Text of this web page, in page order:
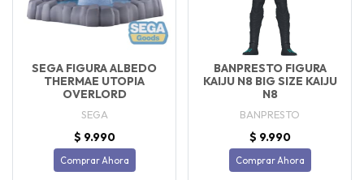
SEGA FIGURA ALBEDO
THERMAE UTOPIA
OVERLORD
SEGA
$ 9.990
Comprar Ahora
BANPRESTO FIGURA
KAIJU N8 BIG SIZE KAIJU
N8
BANPRESTO
$ 9.990
Comprar Ahora